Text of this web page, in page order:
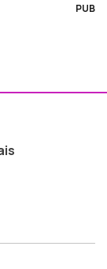
PUB
ao